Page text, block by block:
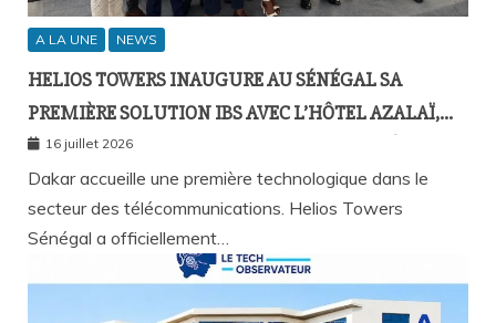
A LA UNE NEWS
HELIOS TOWERS INAUGURE AU SÉNÉGAL SA
PREMIÈRE SOLUTION IBS AVEC L’HÔTEL AZALAÏ,
NOUVEAU STANDARD DE LA CONNECTIVITÉ
MOBILE À L’INTÉRIEUR DES BÂTIMENTS
16 juillet 2026
Dakar accueille une première technologique dans le
secteur des télécommunications. Helios Towers
Sénégal a officiellement…